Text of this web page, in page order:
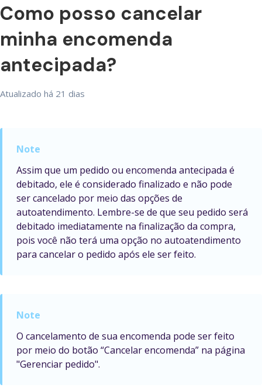
Como posso cancelar
minha encomenda
antecipada?
Atualizado há 21 dias
Assim que um pedido ou encomenda antecipada é
debitado, ele é considerado finalizado e não pode
ser cancelado por meio das opções de
autoatendimento. Lembre-se de que seu pedido será
debitado imediatamente na finalização da compra,
pois você não terá uma opção no autoatendimento
para cancelar o pedido após ele ser feito.
O cancelamento de sua encomenda pode ser feito
por meio do botão “Cancelar encomenda” na página
"Gerenciar pedido".